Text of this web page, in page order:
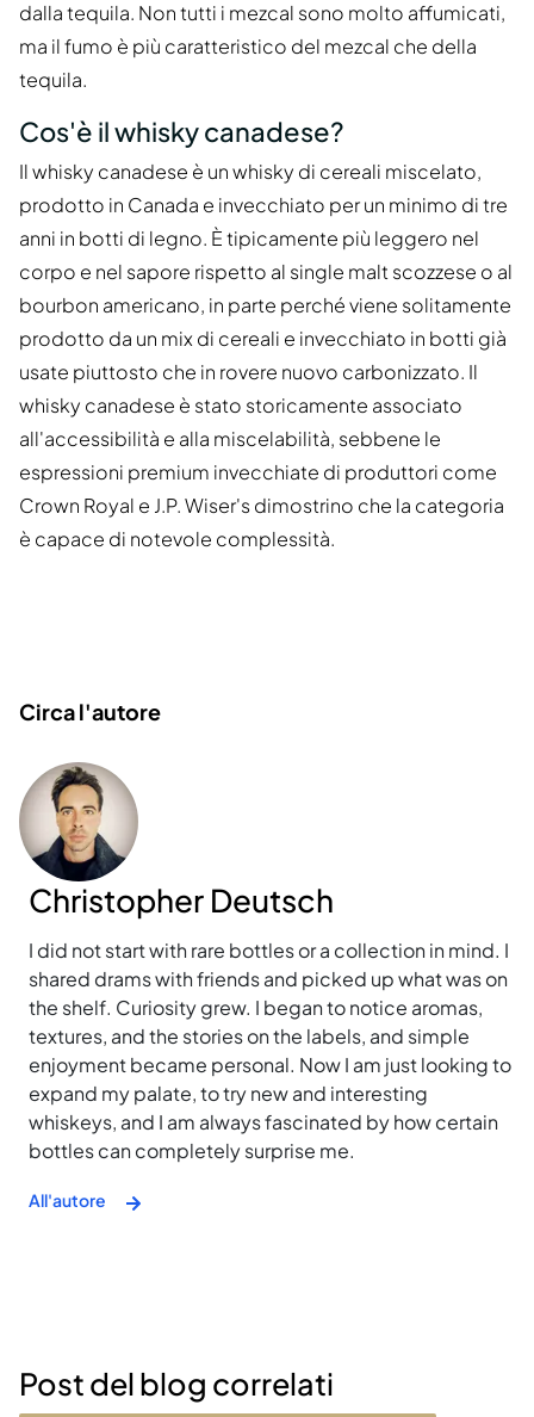
dalla tequila. Non tutti i mezcal sono molto affumicati,
ma il fumo è più caratteristico del mezcal che della
tequila.
Cos'è il whisky canadese?
Il whisky canadese è un whisky di cereali miscelato,
prodotto in Canada e invecchiato per un minimo di tre
anni in botti di legno. È tipicamente più leggero nel
corpo e nel sapore rispetto al single malt scozzese o al
bourbon americano, in parte perché viene solitamente
prodotto da un mix di cereali e invecchiato in botti già
usate piuttosto che in rovere nuovo carbonizzato. Il
whisky canadese è stato storicamente associato
all'accessibilità e alla miscelabilità, sebbene le
espressioni premium invecchiate di produttori come
Crown Royal e J.P. Wiser's dimostrino che la categoria
è capace di notevole complessità.
Circa l'autore
Christopher Deutsch
I did not start with rare bottles or a collection in mind. I
shared drams with friends and picked up what was on
the shelf. Curiosity grew. I began to notice aromas,
textures, and the stories on the labels, and simple
enjoyment became personal. Now I am just looking to
expand my palate, to try new and interesting
whiskeys, and I am always fascinated by how certain
bottles can completely surprise me.
All'autore
Post del blog correlati